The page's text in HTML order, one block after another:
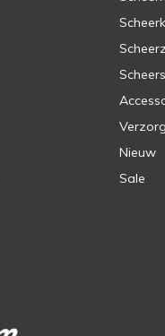
Nieuw
Sale